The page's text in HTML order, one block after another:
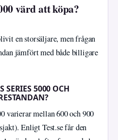
värd att köpa?
en storsäljare, men frågan
jämfört med både billigare
SERIES 5000 OCH
varierar mellan 600 och 900
Enligt Test.se får den